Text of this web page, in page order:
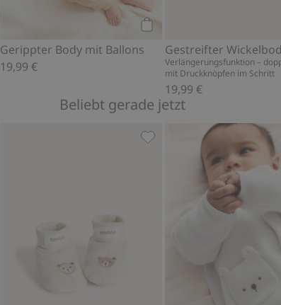
Gerippter Body mit Ballons
19,99 €
Verlängerungsfunktion –
mit Druckknöpfen im Schritt
19,99 €
Beliebt gerade jetzt
Flauschige Booties mit